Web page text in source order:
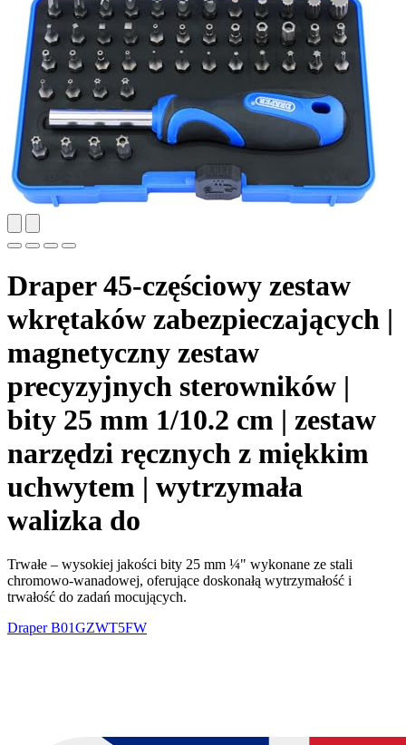
Draper 45-częściowy zestaw
wkrętaków zabezpieczających |
magnetyczny zestaw
precyzyjnych sterowników |
bity 25 mm 1/10.2 cm | zestaw
narzędzi ręcznych z miękkim
uchwytem | wytrzymała
walizka do
Trwałe – wysokiej jakości bity 25 mm ¼" wykonane ze stali
chromowo-wanadowej, oferujące doskonałą wytrzymałość i
trwałość do zadań mocujących.
DraperB01GZWT5FW